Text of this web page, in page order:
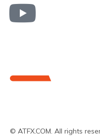
© ATFX.COM. All rights